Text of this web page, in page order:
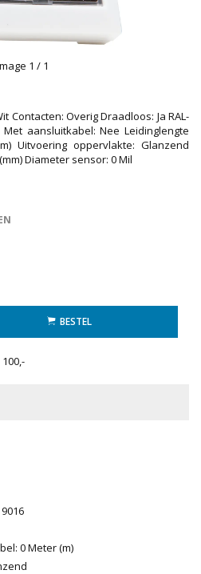
1 / 1
Contacten: Overig Draadloos: Ja RAL-
aansluitkabel: Nee Leidinglengte
Uitvoering oppervlakte: Glanzend
Diameter sensor: 0 Mil
BESTEL
0 Meter (m)